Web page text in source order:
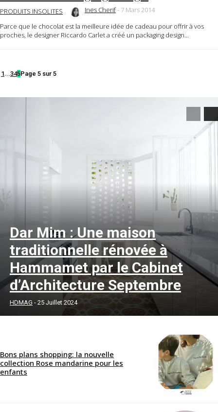
PRODUITS INSOLITES Ines Cherif- 7 Mars 2014
Parce que le chocolat est la meilleure idée de cadeau pour offrir à vos
proches, le designer Riccardo Carlet a créé un packaging design...
1...345Page 5 sur 5
Dar Mim : Une maison
traditionnelle rénovée à
Hammamet par le Cabinet
d’Architecture Septembre
HDMAG - 25 Juillet 2024
Bons plans shopping: la nouvelle
collection Rose mandarine pour les
enfants